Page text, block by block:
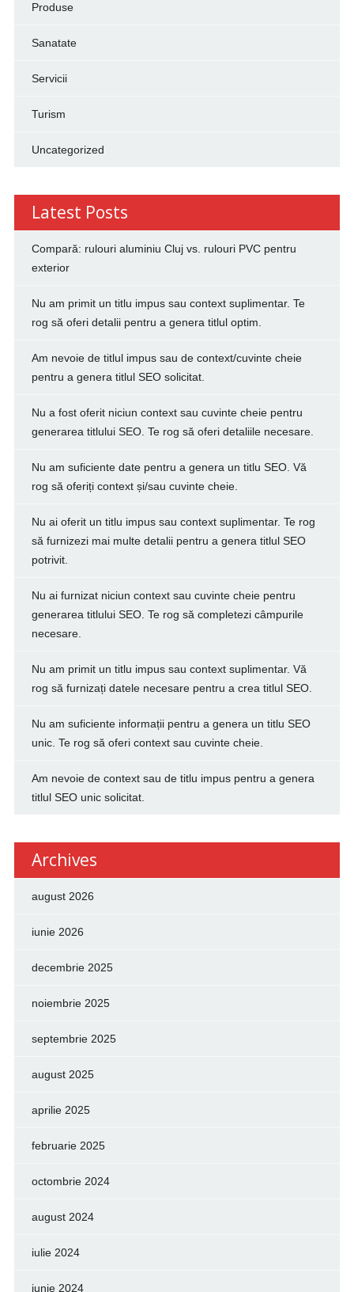
Produse
Sanatate
Servicii
Turism
Uncategorized
Latest Posts
Compară: rulouri aluminiu Cluj vs. rulouri PVC pentru
exterior
Nu am primit un titlu impus sau context suplimentar. Te
rog să oferi detalii pentru a genera titlul optim.
Am nevoie de titlul impus sau de context/cuvinte cheie
pentru a genera titlul SEO solicitat.
Nu a fost oferit niciun context sau cuvinte cheie pentru
generarea titlului SEO. Te rog să oferi detaliile necesare.
Nu am suficiente date pentru a genera un titlu SEO. Vă
rog să oferiți context și/sau cuvinte cheie.
Nu ai oferit un titlu impus sau context suplimentar. Te rog
să furnizezi mai multe detalii pentru a genera titlul SEO
potrivit.
Nu ai furnizat niciun context sau cuvinte cheie pentru
generarea titlului SEO. Te rog să completezi câmpurile
necesare.
Nu am primit un titlu impus sau context suplimentar. Vă
rog să furnizați datele necesare pentru a crea titlul SEO.
Nu am suficiente informații pentru a genera un titlu SEO
unic. Te rog să oferi context sau cuvinte cheie.
Am nevoie de context sau de titlu impus pentru a genera
titlul SEO unic solicitat.
Archives
august 2026
iunie 2026
decembrie 2025
noiembrie 2025
septembrie 2025
august 2025
aprilie 2025
februarie 2025
octombrie 2024
august 2024
iulie 2024
iunie 2024